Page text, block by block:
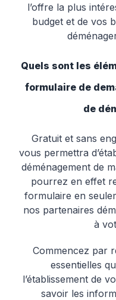
l’offre la plus
budget et de vos
Quels sont les
formulaire de
de
Gratuit et sans
vous permettra
déménagement de
pourrez en effet
formulaire en
nos partenaires
à
Commencez par
essentielles
l’établissement de
savoir les